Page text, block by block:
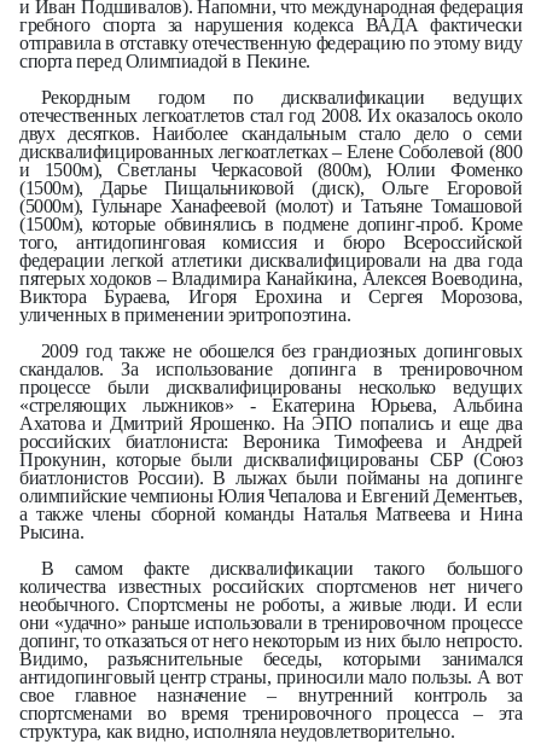
и Иван Подшивалов). Напомни, что международная федерация
гребного спорта за нарушения кодекса ВАДА фактически
отправила в отставку отечественную федерацию по этому виду
спорта перед Олимпиадой в Пекине.
Рекордным годом по дисквалификации ведущих
отечественных легкоатлетов стал год 2008. Их оказалось около
двух десятков. Наиболее скандальным стало дело о семи
дисквалифицированных легкоатлетках – Елене Соболевой (800
и 1500м), Светланы Черкасовой (800м), Юлии Фоменко
(1500м), Дарье Пищальниковой (диск), Ольге Егоровой
(5000м), Гульнаре Ханафеевой (молот) и Татьяне Томашовой
(1500м), которые обвинялись в подмене допинг-проб. Кроме
того, антидопинговая комиссия и бюро Всероссийской
федерации легкой атлетики дисквалифицировали на два года
пятерых ходоков – Владимира Канайкина, Алексея Воеводина,
Виктора Бураева, Игоря Ерохина и Сергея Морозова,
уличенных в применении эритропоэтина.
2009 год также не обошелся без грандиозных допинговых
скандалов. За использование допинга в тренировочном
процессе были дисквалифицированы несколько ведущих
«стреляющих лыжников» - Екатерина Юрьева, Альбина
Ахатова и Дмитрий Ярошенко. На ЭПО попались и еще два
российских биатлониста: Вероника Тимофеева и Андрей
Прокунин, которые были дисквалифицированы СБР (Союз
биатлонистов России). В лыжах были пойманы на допинге
олимпийские чемпионы Юлия Чепалова и Евгений Дементьев,
а также члены сборной команды Наталья Матвеева и Нина
Рысина.
В самом факте дисквалификации такого большого
количества известных российских спортсменов нет ничего
необычного. Спортсмены не роботы, а живые люди. И если
они «удачно» раньше использовали в тренировочном процессе
допинг, то отказаться от него некоторым из них было непросто.
Видимо, разъяснительные беседы, которыми занимался
антидопинговый центр страны, приносили мало пользы. А вот
свое главное назначение – внутренний контроль за
спортсменами во время тренировочного процесса – эта
структура, как видно, исполняла неудовлетворительно.